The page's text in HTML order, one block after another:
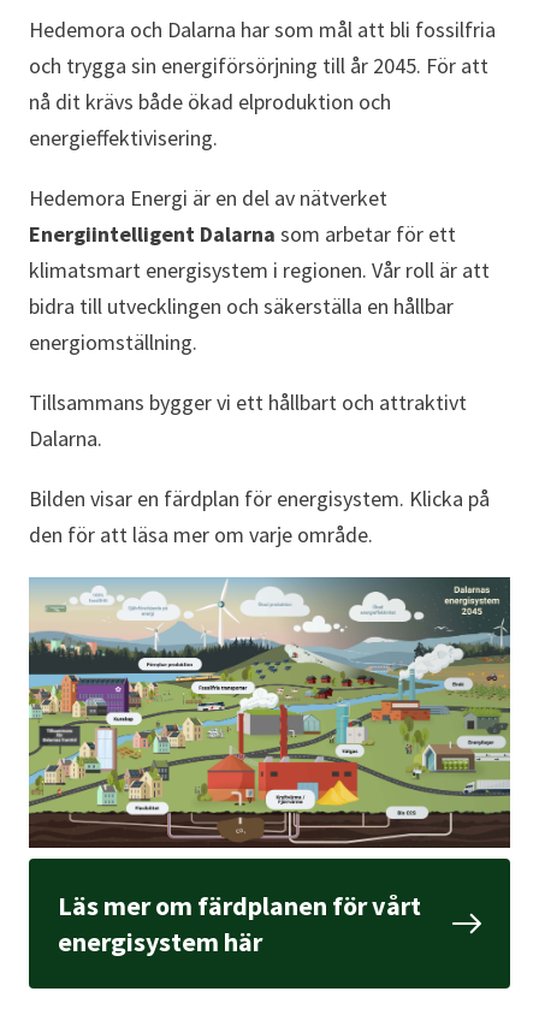
Hedemora och Dalarna har som mål att bli fossilfria
och trygga sin energiförsörjning till år 2045. För att
nå dit krävs både ökad elproduktion och
energieffektivisering.
Hedemora Energi är en del av nätverket
Energiintelligent Dalarna som arbetar för ett
klimatsmart energisystem i regionen. Vår roll är att
bidra till utvecklingen och säkerställa en hållbar
energiomställning.
Tillsammans bygger vi ett hållbart och attraktivt
Dalarna.
Bilden visar en färdplan för energisystem. Klicka på
den för att läsa mer om varje område.
Läs mer om färdplanen för vårt
energisystem här